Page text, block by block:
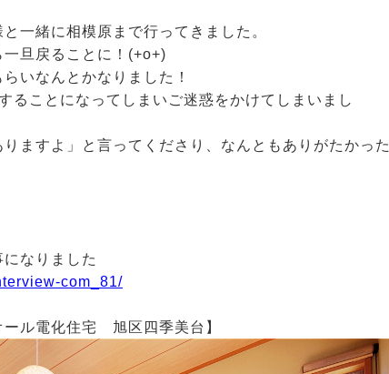
一緒に相模原まで行ってきました。
旦戻ることに！(+o+)
いなんとかなりました！
ることになってしまいご迷惑をかけてしまいまし
ますよ」と言ってくださり、なんともありがたかった
なりました
com_81/
ル電化住宅 旭区四季美台】